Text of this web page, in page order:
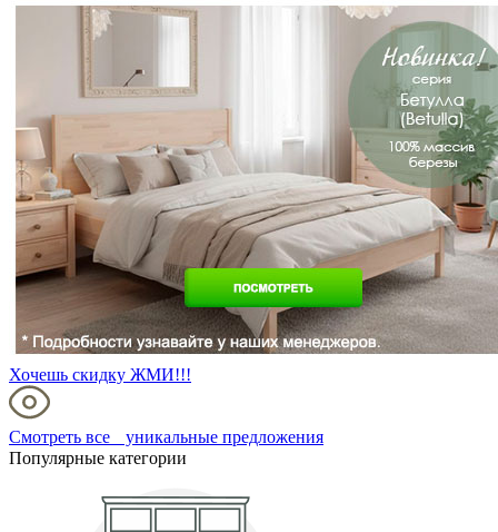
Хочешь скидку ЖМИ!!!
Смотреть все уникальные предложения
Популярные категории